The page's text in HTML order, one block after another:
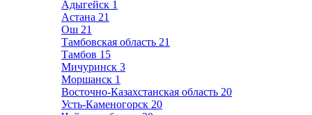
Адыгейск 1
Астана 21
Ош 21
Тамбовская область 21
Тамбов 15
Мичуринск 3
Моршанск 1
Восточно-Казахстанская область 20
Усть-Каменогорск 20